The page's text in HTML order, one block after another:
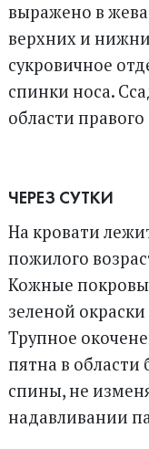
выражено в
верхних и
сукровичное
спинки носа.
области
ЧЕРЕЗ СУТКИ
На кровати
пожилого
Кожные
зеленой
Трупное
пятна в области
спины, не
надавливании